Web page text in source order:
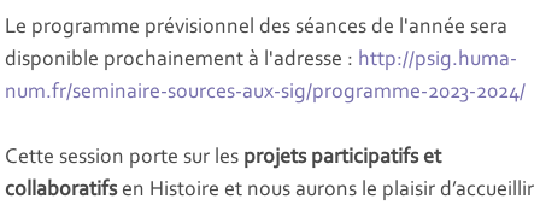
Le programme prévisionnel des séances de l'année sera
disponible prochainement à l'adresse : http://psig.huma-
num.fr/seminaire-sources-aux-sig/programme-2023-2024/
Cette session porte sur les projets participatifs et
collaboratifs en Histoire et nous aurons le plaisir d’accueillir